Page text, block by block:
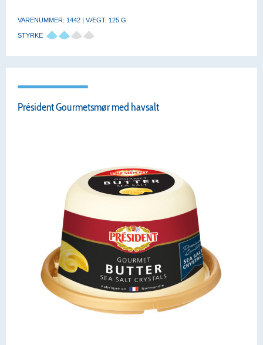
VARENUMMER: 1442 | VÆGT: 125 G
STYRKE
Président Gourmetsmør med havsalt